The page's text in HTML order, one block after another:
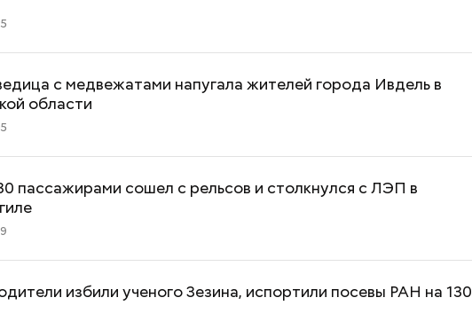
с медвежатами напугала жителей города Ивдель в
области
пассажирами сошел с рельсов и столкнулся с ЛЭП в
избили ученого Зезина, испортили посевы РАН на 130